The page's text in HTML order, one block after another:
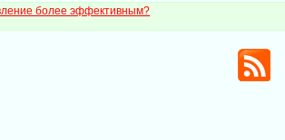
более эффективным?